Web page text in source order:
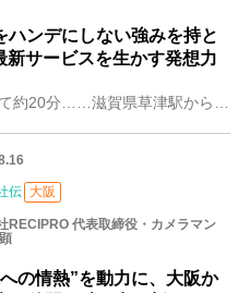
ハンデにしない強みを持と
新サービスを生かす発想力
伝 大阪
RECIPRO 代表取締役・カメラマン
の情熱”を動力に、大阪か